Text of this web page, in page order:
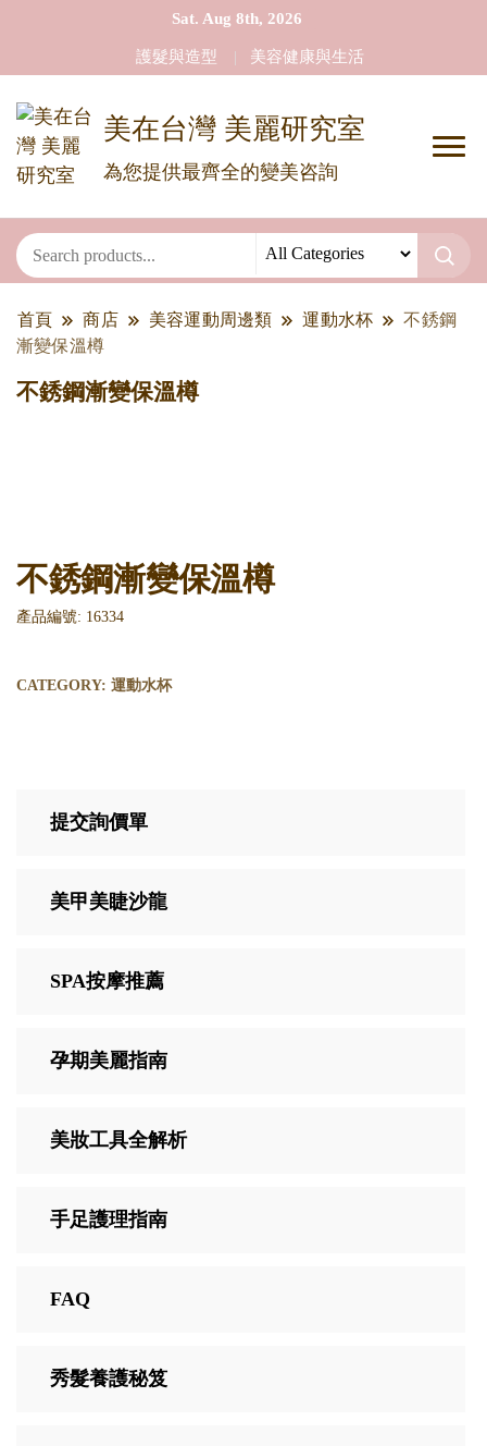
Sat. Aug 8th, 2026
護髮與造型 美容健康與生活
美在台灣 美麗研究室
為您提供最齊全的變美咨詢
首頁 商店 美容運動周邊類 運動水杯
不銹鋼
漸變保溫樽
不銹鋼漸變保溫樽
不銹鋼漸變保溫樽
產品編號: 16334
CATEGORY: 運動水杯
提交詢價單
美甲美睫沙龍
SPA按摩推薦
孕期美麗指南
美妝工具全解析
手足護理指南
FAQ
秀髮養護秘笈